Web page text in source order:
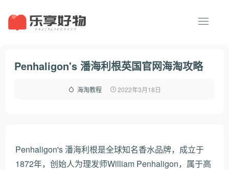
Penhaligon's 潘海利根英国官网海淘攻略
海淘教程 2022年3月18日
Penhaligon's 潘海利根是全球知名香水品牌，成立于
1872年，创始人为理发师William Penhaligon，属于高